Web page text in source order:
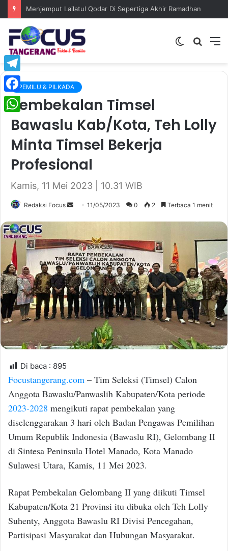
Switch
PEMILU & PILKADA
Pembekalan Timsel
Bawaslu Kab/Kota, Teh Lolly
Minta Timsel Bekerja
Profesional
Kamis, 11 Mei 2023 | 10.31 WIB
Redaksi Focus
d
a
n
e
m
a
i
11/05/2023 0 2 Terbaca 1 menit
Di baca : 895
Focustangerang.com – Tim Seleksi (Timsel) Calon
Anggota Bawaslu/Panwaslih Kabupaten/Kota periode
2023-2028 mengikuti rapat pembekalan yang
diselenggarakan 3 hari oleh Badan Pengawas Pemilihan
Umum Republik Indonesia (Bawaslu RI), Gelombang II
di Sintesa Peninsula Hotel Manado, Kota Manado
Sulawesi Utara, Kamis, 11 Mei 2023.
Rapat Pembekalan Gelombang II yang diikuti Timsel
Kabupaten/Kota 21 Provinsi itu dibuka oleh Teh Lolly
Suhenty, Anggota Bawaslu RI Divisi Pencegahan,
Partisipasi Masyarakat dan Hubungan Masyarakat.
Telegram
Facebook
WhatsApp